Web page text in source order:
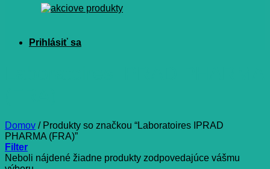
Domov /Produkty so značkou “Laboratoires IPRAD
PHARMA (FRA)”
Filter
Neboli nájdené žiadne produkty zodpovedajúce vášmu